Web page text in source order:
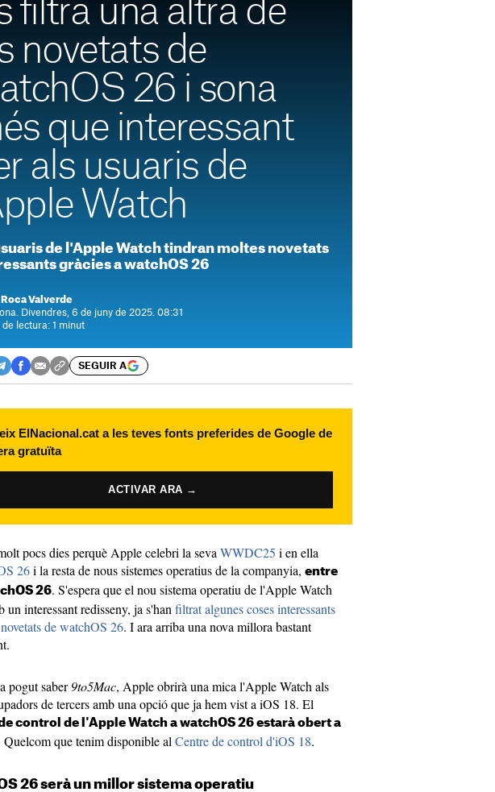
filtra una altra de
novetats de
26 i sona
que interessant
als usuaris de
Watch
de l'Apple Watch tindran moltes novetats
gràcies a watchOS 26
Valverde
Divendres, 6 de juny de 2025. 08:31
de lectura: 1 minut
SEGUIR A
ElNacional.cat a les teves fonts preferides de Google de
gratuïta
ACTIVAR ARA →
pocs dies perquè Apple celebri la seva WWDC25 i en ella
26i la resta de nous sistemes operatius de la companyia, entre
26. S'espera que el nou sistema operatiu de l'Apple Watch
un interessant redisseny, ja s'han filtrat algunes coses interessants
de watchOS 26. I ara arriba una nova millora bastant
pogut saber9to5Mac, Apple obrirà una mica l'Apple Watch als
de tercers amb una opció que ja hem vist a iOS 18. El
control de l'Apple Watch a watchOS 26 estarà obert a
Quelcom que tenim disponible al Centre de control d'iOS 18.
26 serà un millor sistema operatiu